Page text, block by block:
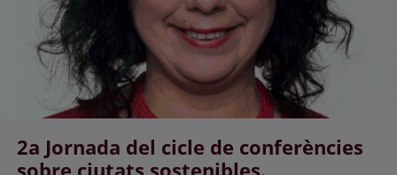
2a Jornada del cicle de conferències
sobre ciutats sostenibles.